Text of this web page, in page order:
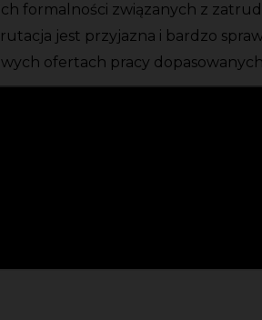
formalności związanych z
jest przyjazna i bardzo
ofertach pracy